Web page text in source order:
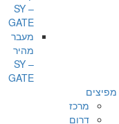
– SY
GATE
מעבר
מהיר
– SY
GATE
מפיצים
מרכז
דרום